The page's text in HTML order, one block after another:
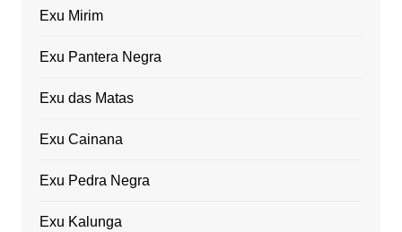
Exu Mirim
Exu Pantera Negra
Exu das Matas
Exu Cainana
Exu Pedra Negra
Exu Kalunga